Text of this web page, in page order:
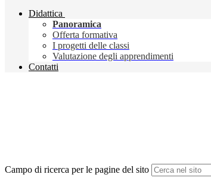
Didattica
Panoramica
Offerta formativa
I progetti delle classi
Valutazione degli apprendimenti
Contatti
Campo di ricerca per le pagine del sito